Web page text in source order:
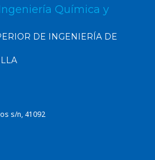
Química y
DE INGENIERÍA DE
s/n, 41092